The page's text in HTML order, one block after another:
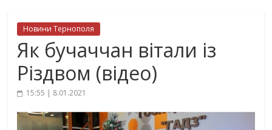
Новини Тернополя
Як бучаччан вітали із
Різдвом (відео)
15:55 | 8.01.2021